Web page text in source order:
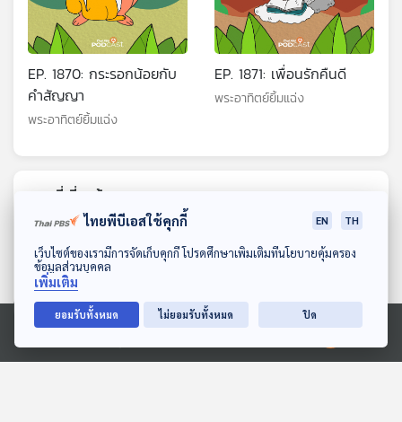
ดาวน์โหลด Thai PBS Podcast Application
Ⓒ 2020 องค์การกระจายเสียงและแพร่ภาพสาธารณะแห่งประเทศไทย
EP. 1870: กระรอกน้อยกับ
คำสัญญา
พระอาทิตย์ยิ้มแฉ่ง
EP. 1871: เพื่อนรักคืนดี
พระอาทิตย์ยิ้มแฉ่ง
ตอนที่เกี่ยวข้อง
ไทยพีบีเอสใช้คุกกี้ EN TH
เว็บไซต์ของเรามีการจัดเก็บคุกกี้ โปรดศึกษาเพิ่มเติมที่นโยบายคุ้มครอง
ข้อมูลส่วนบุคคล
เพิ่มเติม
ยอมรับทั้งหมด ไม่ยอมรับทั้งหมด ปิด